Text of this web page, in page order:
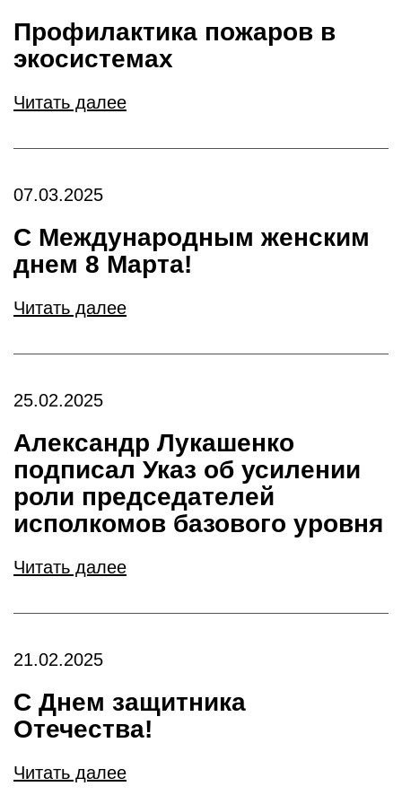
Профилактика пожаров в
экосистемах
Читать далее
07.03.2025
С Международным женским
днем 8 Марта!
Читать далее
25.02.2025
Александр Лукашенко
подписал Указ об усилении
роли председателей
исполкомов базового уровня
Читать далее
21.02.2025
С Днем защитника
Отечества!
Читать далее